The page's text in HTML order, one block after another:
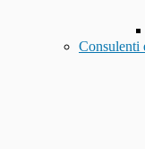
Consulenti